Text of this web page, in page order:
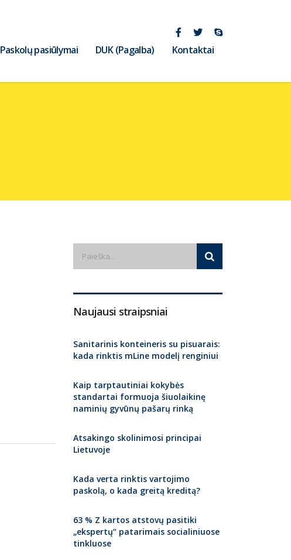
Paskolų pasiūlymai DUK (Pagalba) Kontaktai
Naujausi straipsniai
Sanitarinis konteineris su pisuarais:
kada rinktis mLine modelį renginiui
Kaip tarptautiniai kokybės
standartai formuoja šiuolaikinę
naminių gyvūnų pašarų rinką
Atsakingo skolinimosi principai
Lietuvoje
Kada verta rinktis vartojimo
paskolą, o kada greitą kreditą?
63 % Z kartos atstovų pasitiki
„ekspertų“ patarimais socialiniuose
tinkluose